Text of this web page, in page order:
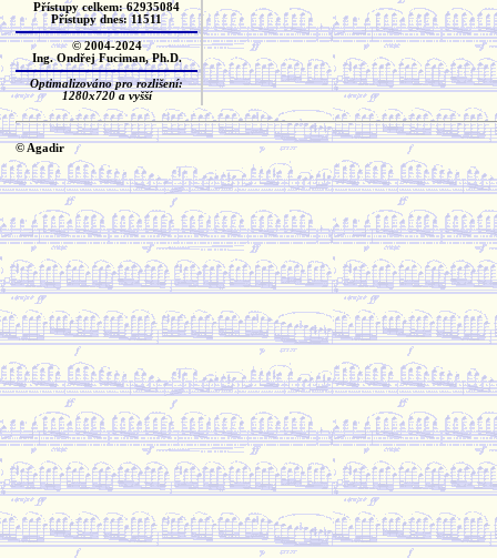
Přístupy celkem: 62935084
Přístupy dnes: 11511
© 2004-2024
Ing. Ondřej Fuciman, Ph.D.
Optimalizováno pro rozlišení:
1280x720 a vyšší
© Agadir